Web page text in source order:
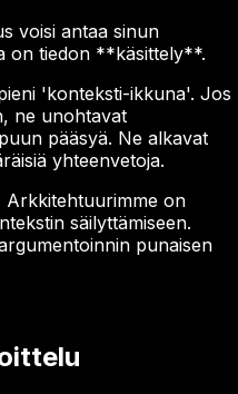
voisi antaa sinun
on tiedon **käsittely**.
'konteksti-ikkuna'. Jos
ne unohtavat
pääsyä. Ne alkavat
yhteenvetoja.
on
säilyttämiseen.
punaisen